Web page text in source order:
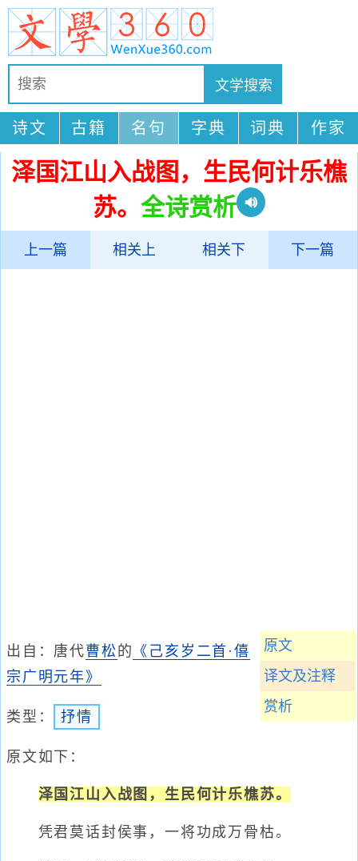
诗文 古籍 名句 字典 词典 作家
泽国江山入战图，生民何计乐樵
苏。 全诗赏析
上一篇 相关上 相关下 下一篇
原文
译文及注释
赏析
出自：唐代 曹松 的 《己亥岁二首·僖
宗广明元年》
类型： 抒情
原文如下：
泽国江山入战图，生民何计乐樵苏。
凭君莫话封侯事，一将功成万骨枯。